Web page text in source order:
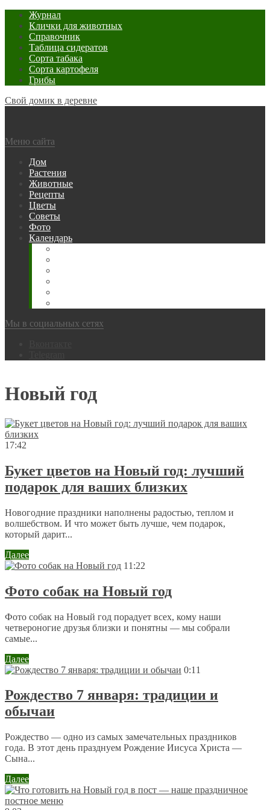
Журнал
Клички для животных
Справочник
Таблица сидератов
Сорта табака
Сорта картофеля
Грибы
Свой домик в деревне
Меню сайта
Дом
Растения
Животные
Рецепты
Цветы
Советы
Фото
Календарь
Мы в социальных сетях
Новый год
17:42
Букет цветов на Новый год: лучший
подарок для ваших близких
Новогодние праздники наполнены радостью, теплом и
волшебством. И что может быть лучше, чем подарок,
который дарит...
Далее
11:22
Фото собак на Новый год
Фото собак на Новый год порадует всех, кому наши
четвероногие друзья близки и понятны — мы собрали
самые...
Далее
0:11
Рождество 7 января: традиции и
обычаи
Рождество — одно из самых замечательных праздников
года. В этот день празднуем Рождение Иисуса Христа —
Сына...
Далее